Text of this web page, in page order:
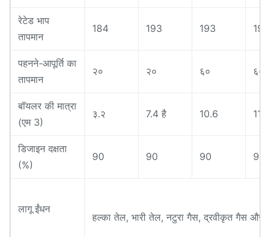
रेटेड भाप
तापमान
184 193 193 193
पहनने-आपूर्ति का
तापमान
२० २० ६० ६०
बॉयलर की मात्रा
(एम 3)
३.२ 7.4 है 10.6 11.7
डिजाइन दक्षता
(%)
90 90 90 90
लागू ईंधन
हल्का तेल, भारी तेल, नटुरा गैस, द्रवीकृत गैस और